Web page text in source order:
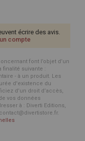
écrire des avis.
compte
font l’objet d’un
finalité suivante :
- à un produit. Les
d'existence du
d’un droit d’accès,
vos données
à : Diverti Editions,